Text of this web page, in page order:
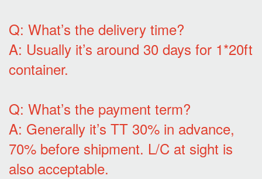
Q: What’s the delivery time?
A: Usually it’s around 30 days for 1*20ft
container.
Q: What’s the payment term?
A: Generally it’s TT 30% in advance,
70% before shipment. L/C at sight is
also acceptable.